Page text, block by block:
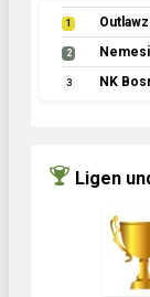
1 Outlawz
2
3 NK
Ligen